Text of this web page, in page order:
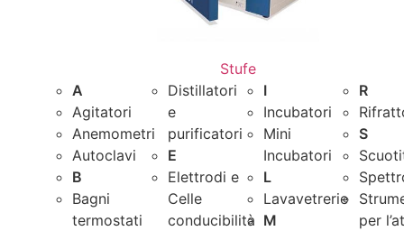
Stufe
A
Agitatori
Anemometri
Autoclavi
B
Bagni
termostati
Distillatori
e
purificatori
E
Elettrodi e
Celle
conducibilità
I
Incubatori
Mini
Incubatori
L
Lavavetrerie
M
R
S
per